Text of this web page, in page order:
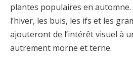
plantes populaires en automne.
l’hiver, les buis, les ifs et les
ajouteront de l’intérêt visuel à
autrement morne et terne.